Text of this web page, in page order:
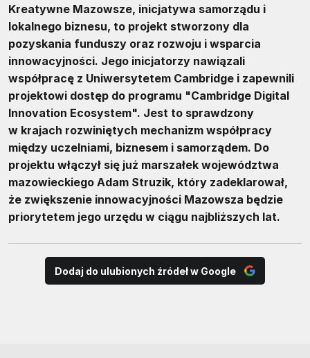
Kreatywne Mazowsze, inicjatywa samorządu i
lokalnego biznesu, to projekt stworzony dla
pozyskania funduszy oraz rozwoju i wsparcia
innowacyjności. Jego inicjatorzy nawiązali
współpracę z Uniwersytetem Cambridge i zapewnili
projektowi dostęp do programu "Cambridge Digital
Innovation Ecosystem". Jest to sprawdzony
w krajach rozwiniętych mechanizm współpracy
między uczelniami, biznesem i samorządem. Do
projektu włączył się już marszałek województwa
mazowieckiego Adam Struzik, który zadeklarował,
że zwiększenie innowacyjności Mazowsza będzie
priorytetem jego urzędu w ciągu najbliższych lat.
Dodaj do ulubionych źródeł w Google